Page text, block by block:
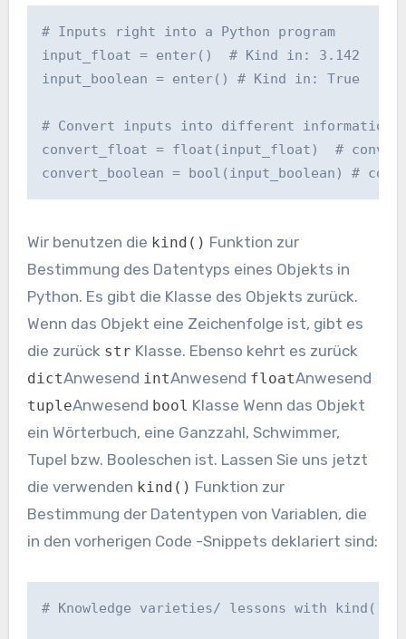
# Inputs right into a Python program
input_float = enter()  # Kind in: 3.142
input_boolean = enter() # Kind in: True
# Convert inputs into different information
convert_float = float(input_float)  #
convert_boolean = bool(input_boolean) #
Wir benutzen die kind() Funktion zur
Bestimmung des Datentyps eines Objekts in
Python. Es gibt die Klasse des Objekts zurück.
Wenn das Objekt eine Zeichenfolge ist, gibt es
die zurück str Klasse. Ebenso kehrt es zurück
dictAnwesend intAnwesend floatAnwesend
tupleAnwesend bool Klasse Wenn das Objekt
ein Wörterbuch, eine Ganzzahl, Schwimmer,
Tupel bzw. Booleschen ist. Lassen Sie uns jetzt
die verwenden kind() Funktion zur
Bestimmung der Datentypen von Variablen, die
in den vorherigen Code -Snippets deklariert sind:
# Knowledge varieties/ lessons with kind()